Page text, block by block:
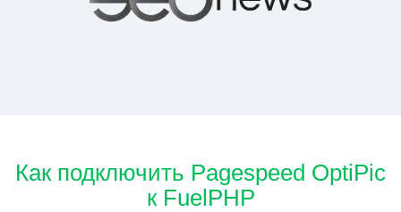
Как подключить Pagespeed OptiPic
к FuelPHP